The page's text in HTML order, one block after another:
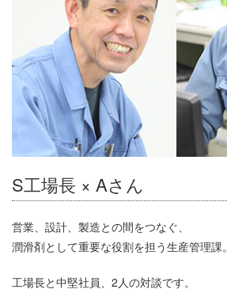
S工場長 × Aさん
営業、設計、製造との間をつなぐ、
潤滑剤として重要な役割を担う生産管理課。
工場長と中堅社員、2人の対談です。